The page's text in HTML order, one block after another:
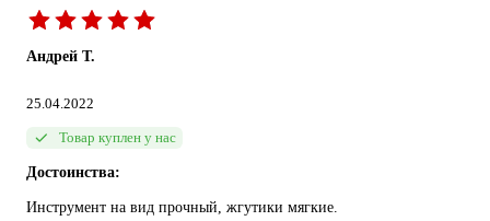
Андрей Т.
25.04.2022
Товар куплен у нас
Достоинства:
Инструмент на вид прочный, жгутики мягкие.